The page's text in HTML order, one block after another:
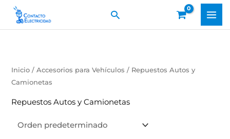
Buscar
Inicio /Accesorios para Vehículos / Repuestos Autos y
Camionetas
Repuestos Autos y Camionetas